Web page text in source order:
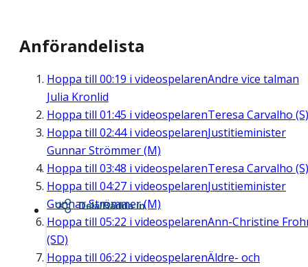
Anförandelista
Hoppa till 00:19 i videospelarenAndre vice talman
Julia Kronlid
Hoppa till 01:45 i videospelarenTeresa Carvalho (S)
Hoppa till 02:44i videospelarenJustitieminister
Gunnar Strömmer (M)
Hoppa till 03:48 i videospelarenTeresa Carvalho (S)
Hoppa till 04:27 i videospelarenJustitieminister
Gunnar Strömmer (M)
Hoppa till 05:22 i videospelarenAnn-Christine
(SD)
Hoppa till 06:22 i videospelarenÄldre- och
Dela/Bädda in